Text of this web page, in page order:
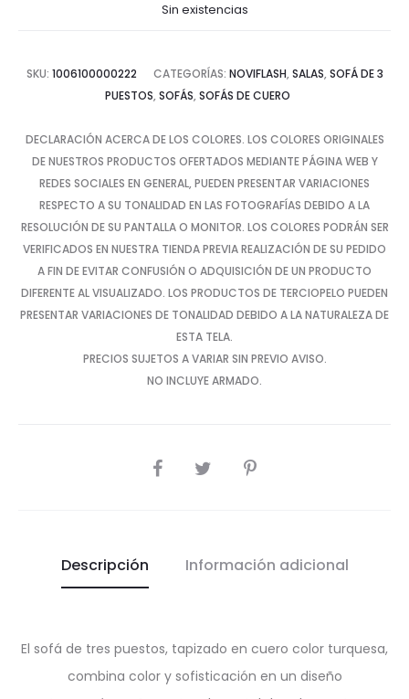
Sin existencias
SKU: 1006100000222 CATEGORÍAS: NOVIFLASH, SALAS, SOFÁ DE 3
PUESTOS, SOFÁS, SOFÁS DE CUERO
DECLARACIÓN ACERCA DE LOS COLORES. LOS COLORES ORIGINALES
DE NUESTROS PRODUCTOS OFERTADOS MEDIANTE PÁGINA WEB Y
REDES SOCIALES EN GENERAL, PUEDEN PRESENTAR VARIACIONES
RESPECTO A SU TONALIDAD EN LAS FOTOGRAFÍAS DEBIDO A LA
RESOLUCIÓN DE SU PANTALLA O MONITOR. LOS COLORES PODRÁN SER
VERIFICADOS EN NUESTRA TIENDA PREVIA REALIZACIÓN DE SU PEDIDO
A FIN DE EVITAR CONFUSIÓN O ADQUISICIÓN DE UN PRODUCTO
DIFERENTE AL VISUALIZADO. LOS PRODUCTOS DE TERCIOPELO PUEDEN
PRESENTAR VARIACIONES DE TONALIDAD DEBIDO A LA NATURALEZA DE
ESTA TELA.
PRECIOS SUJETOS A VARIAR SIN PREVIO AVISO.
NO INCLUYE ARMADO.
SHARE
Descripción Información adicional
El sofá de tres puestos, tapizado en cuero color turquesa,
combina color y sofisticación en un diseño